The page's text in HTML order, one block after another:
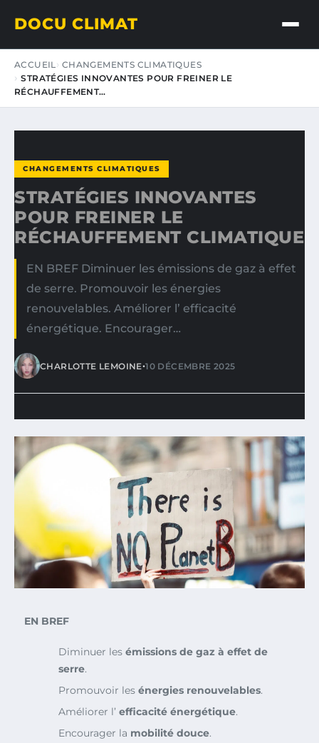
DOCU CLIMAT
ACCUEIL CHANGEMENTS CLIMATIQUES
STRATÉGIES INNOVANTES POUR FREINER LE
RÉCHAUFFEMENT…
CHANGEMENTS CLIMATIQUES
STRATÉGIES INNOVANTES
POUR FREINER LE
RÉCHAUFFEMENT CLIMATIQUE
EN BREF Diminuer les émissions de gaz à effet
de serre. Promouvoir les énergies
renouvelables. Améliorer l’ efficacité
énergétique. Encourager…
CHARLOTTE LEMOINE•10 DÉCEMBRE 2025
EN BREF
Diminuer les émissions de gaz à effet de
serre.
Promouvoir les énergies renouvelables.
Améliorer l’ efficacité énergétique.
Encourager la mobilité douce.